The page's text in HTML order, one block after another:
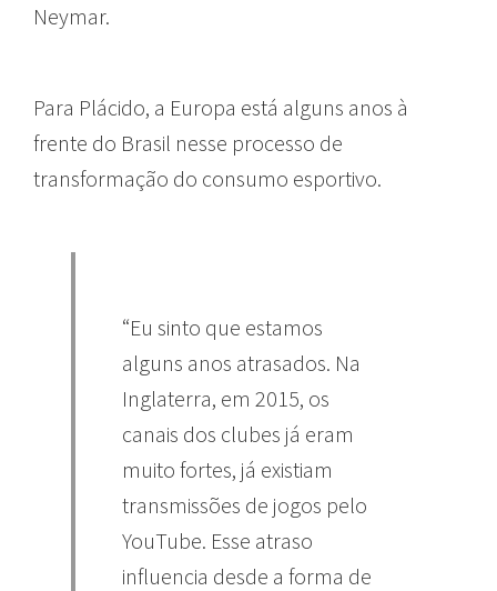
Neymar.
Para Plácido, a Europa está alguns anos à
frente do Brasil nesse processo de
transformação do consumo esportivo.
“Eu sinto que estamos
alguns anos atrasados. Na
Inglaterra, em 2015, os
canais dos clubes já eram
muito fortes, já existiam
transmissões de jogos pelo
YouTube. Esse atraso
influencia desde a forma de